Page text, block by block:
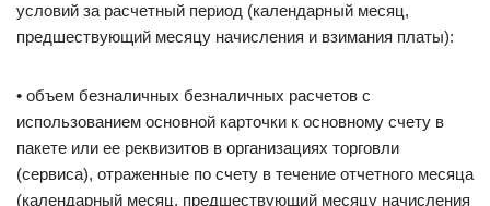
условий за расчетный период (календарный месяц,
предшествующий месяцу начисления и взимания платы):
• объем безналичных безналичных расчетов с
использованием основной карточки к основному счету в
пакете или ее реквизитов в организациях торговли
(сервиса), отраженные по счету в течение отчетного месяца
(календарный месяц, предшествующий месяцу начисления